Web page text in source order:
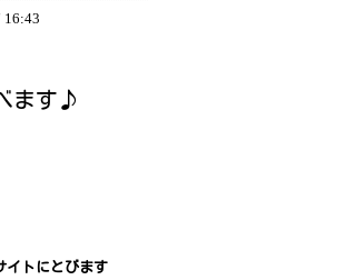
イトにとびます
16:43
16:10
ます♪